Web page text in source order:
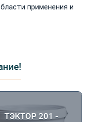
применения и
ТЭКТОР 201 -